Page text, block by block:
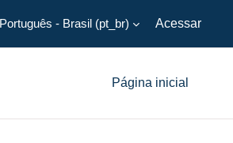
Português - Brasil ‎(pt_br)‎ Acessar
Página inicial